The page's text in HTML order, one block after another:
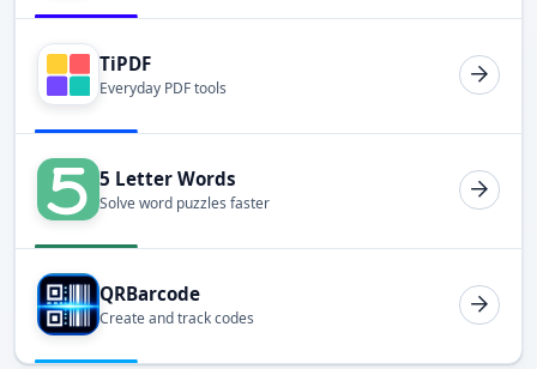
TiPDF
Everyday PDF tools
5 Letter Words
Solve word puzzles faster
QRBarcode
Create and track codes